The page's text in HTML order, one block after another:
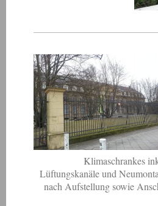
Klimaschrankes
Lüftungskanäle und
nach Aufstellung sowie